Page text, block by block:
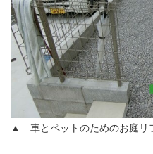
▲ 車とペットのためのお庭リ